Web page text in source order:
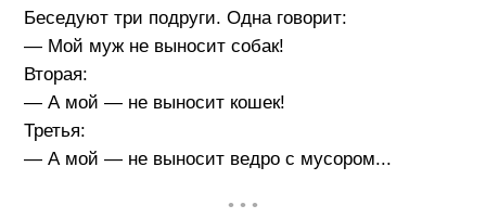
Беседуют три подруги. Одна говорит:
— Мой муж не выносит собак!
Вторая:
— А мой — не выносит кошек!
Третья:
— А мой — не выносит ведро с мусором...
• • •